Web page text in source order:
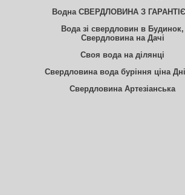
Водна СВЕРДЛОВИНА З
Вода зі свердловин в Будинок,
Свердловина на Дачі
Своя вода на ділянці
Свердловина вода буріння ціна
Свердловина Артезіанська